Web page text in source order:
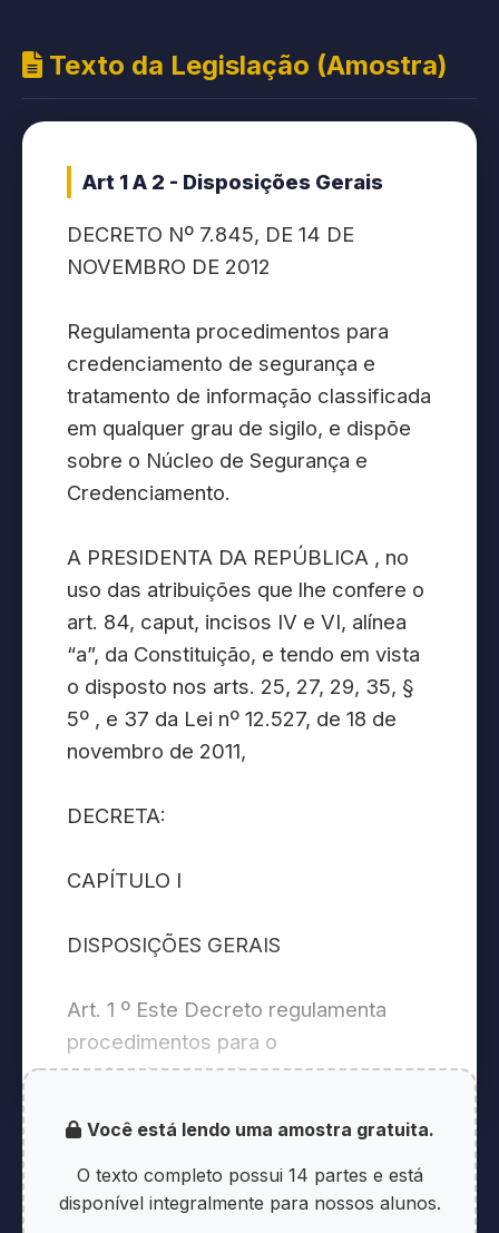
Texto da Legislação (Amostra)
Art 1 A 2 - Disposições Gerais
DECRETO Nº 7.845, DE 14 DE
NOVEMBRO DE 2012
Regulamenta procedimentos para
credenciamento de segurança e
tratamento de informação classificada
em qualquer grau de sigilo, e dispõe
sobre o Núcleo de Segurança e
Credenciamento.
A PRESIDENTA DA REPÚBLICA , no
uso das atribuições que lhe confere o
art. 84, caput, incisos IV e VI, alínea
“a”, da Constituição, e tendo em vista
o disposto nos arts. 25, 27, 29, 35, §
5º , e 37 da Lei nº 12.527, de 18 de
novembro de 2011,
DECRETA:
CAPÍTULO I
DISPOSIÇÕES GERAIS
Art. 1 º Este Decreto regulamenta
procedimentos para o
credenciamento de segurança e
em qualquer grau de sigilo no âmbito
do Poder Executivo federal, e dispõe
sobre o Núcleo de Segurança e
Você está lendo uma amostra gratuita.
O texto completo possui 14 partes e está
disponível integralmente para nossos alunos.